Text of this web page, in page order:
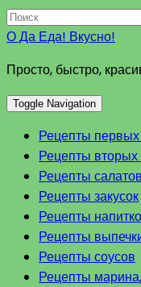
О Да Еда! Вкусно!
Просто, быстро,
Toggle Navigation
Рецепты
Рецепты
Рецепты салатов
Рецепты закусок
Рецепты
Рецепты
Рецепты соусов
Рецепты